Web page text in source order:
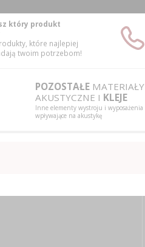
który produkt
które najlepiej
twoim potrzebom!
POZOSTAŁEMATERIAŁY
AKUSTYCZNE I KLEJE
Inne elementy wystroju i wyposażenia
wpływające na akustykę